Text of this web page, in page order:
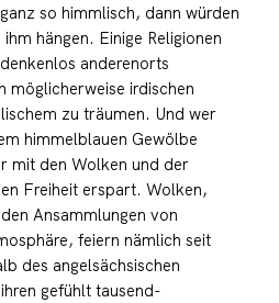
so himmlisch, dann würden
hängen. Einige Religionen
anderenorts
möglicherweise irdischen
zu träumen. Und wer
himmelblauen Gewölbe
mit den Wolken und der
Freiheit erspart. Wolken,
Ansammlungen von
feiern nämlich seit
des angelsächsischen
gefühlt tausend-